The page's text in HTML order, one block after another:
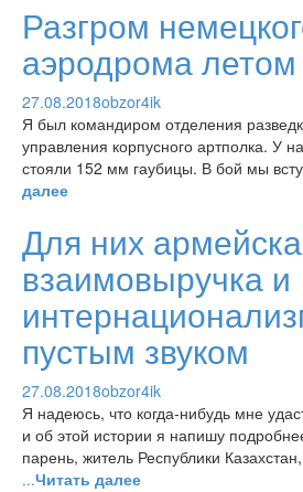
Разгром
аэродрома летом
27.08.2018obzor4ik
Я был командиром отделения
управления корпусного артполка. У
стояли 152 мм гаубицы. В бой мы
далее
Для них
взаимовыручка и
пустым звуком
27.08.2018obzor4ik
Я надеюсь, что когда-нибудь мне
и об этой истории я напишу
парень, житель Республики
...Читать далее